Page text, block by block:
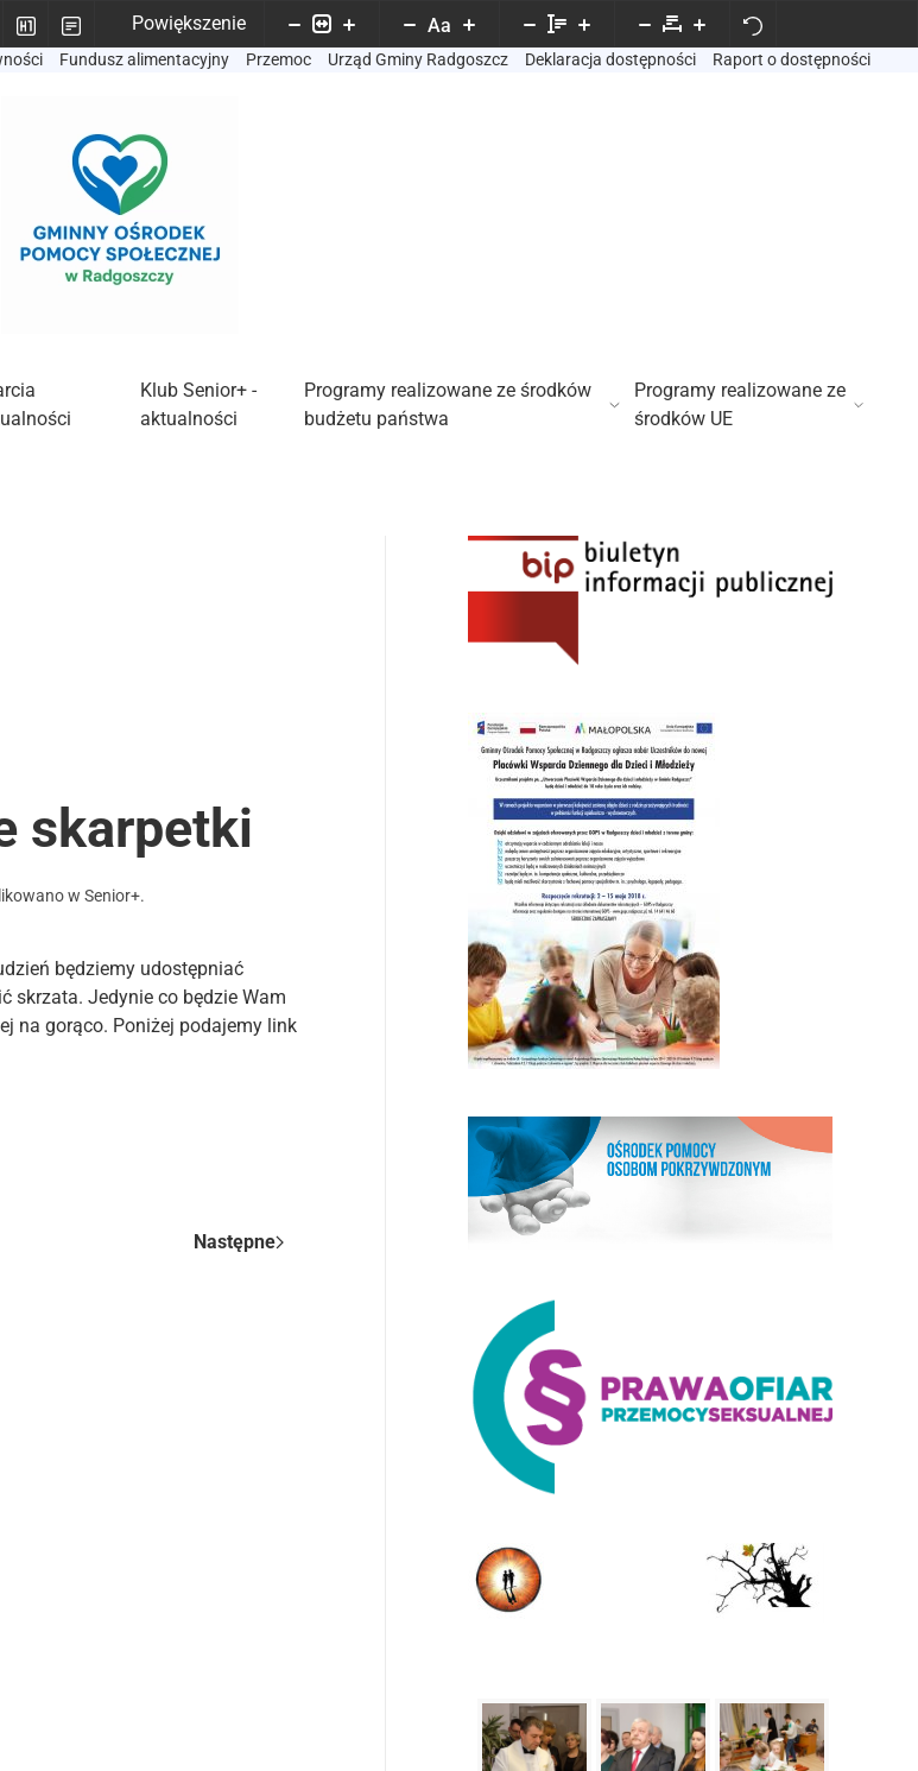
Powiększenie
Aa
Fundusz alimentacyjny Przemoc Urząd Gminy Radgoszcz Deklaracja dostępności Raport o dostępności
Klub Senior+ -
aktualności
Programy realizowane ze środków
budżetu państwa
Programy realizowane ze
środków UE
skarpetki
wSenior+.
będziemy udostępniać
skrzata. Jedynie co będzie Wam
na gorąco. Poniżej podajemy link
Następne